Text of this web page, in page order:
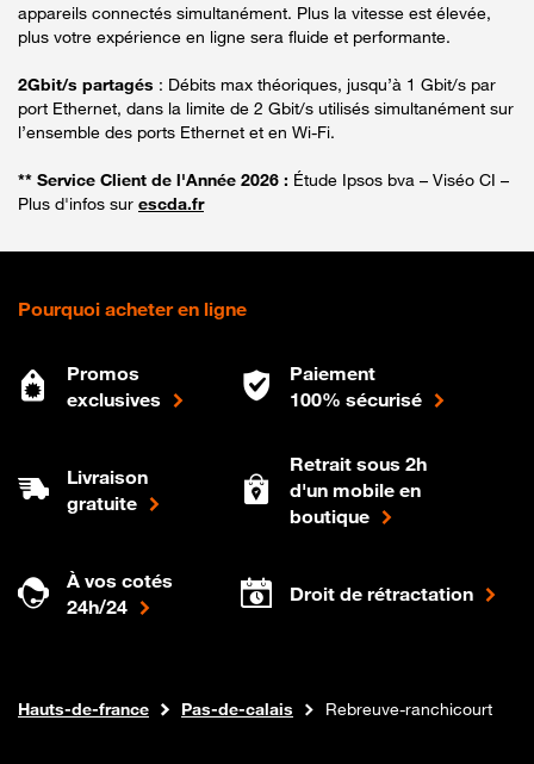
appareils connectés simultanément. Plus la vitesse est élevée,
plus votre expérience en ligne sera fluide et performante.
2Gbit/s partagés : Débits max théoriques, jusqu’à 1 Gbit/s par
port Ethernet, dans la limite de 2 Gbit/s utilisés simultanément sur
l’ensemble des ports Ethernet et en Wi-Fi.
** Service Client de l'Année 2026 : Étude Ipsos bva – Viséo CI –
Plus d'infos sur escda.fr
Pourquoi acheter en ligne
Promos
exclusives
Paiement
100% sécurisé
Livraison
gratuite
Retrait sous 2h
d'un mobile en
boutique
À vos cotés
24h/24
Droit de rétractation
Boutique Orange
Internet fibre
Hauts-de-france Pas-de-calais Rebreuve-ranchicourt